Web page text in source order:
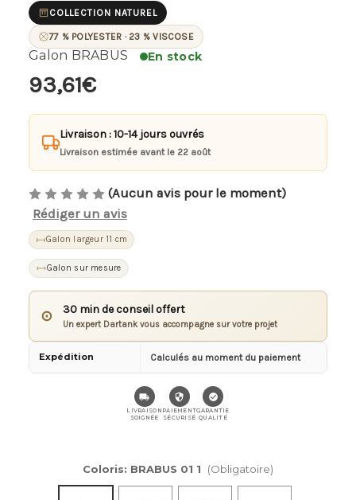
COLLECTION NATUREL
77 % POLYESTER · 23 % VISCOSE
Galon BRABUS En stock
93,61€
Livraison : 10-14 jours ouvrés
Livraison estimée avant le 22 août
(Aucun avis pour le moment)
Rédiger un avis
Galon largeur 11 cm
Galon sur mesure
⊙ 30 min de conseil offert
Un expert Dartank vous accompagne sur votre projet
Expédition Calculés au moment du paiement
LIVRAISON
SOIGNÉE
PAIEMENT
SÉCURISÉ
GARANTIE
QUALITÉ
Coloris: BRABUS 01 1 (Obligatoire)